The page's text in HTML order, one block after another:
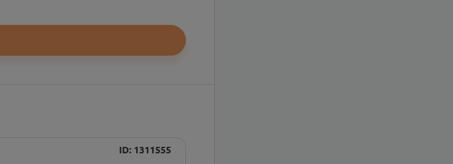
ID: 1311555